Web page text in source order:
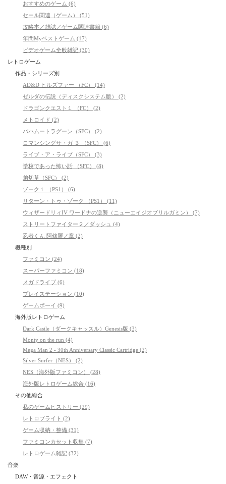
おすすめのゲーム (6)
セール関連（ゲーム） (51)
攻略本／雑誌／ゲーム関連書籍 (6)
年間Myベストゲーム (17)
ビデオゲーム全般雑記 (30)
レトロゲーム
作品・シリーズ別
AD&D ヒルズファー （FC） (14)
ゼルダの伝説（ディスクシステム版） (2)
ドラゴンクエスト１ （FC） (2)
メトロイド (2)
バハムートラグーン（SFC） (2)
ロマンシングサ・ガ ３ （SFC） (6)
ライブ・ア・ライブ（SFC） (3)
学校であった怖い話 （SFC） (8)
弟切草（SFC） (2)
ゾーク１ （PS1） (6)
リターン・トゥ・ゾーク （PS1） (11)
ウィザードリィIV ワードナの逆襲（ニューエイジオブリルガミン） (7)
ストリートファイター２／ダッシュ (4)
忍者くん 阿修羅ノ章 (2)
機種別
ファミコン (24)
スーパーファミコン (18)
メガドライブ (6)
プレイステーション (10)
ゲームボーイ (9)
海外版レトロゲーム
Dark Castle（ダークキャッスル）Genesis版 (3)
Monty on the run (4)
Mega Man 2 - 30th Anniversary Classic Cartridge (2)
Silver Surfer（NES） (2)
NES（海外版ファミコン） (28)
海外版レトロゲーム総合 (16)
その他総合
私のゲームヒストリー (29)
レトロブライト (2)
ゲーム収納・整備 (31)
ファミコンカセット収集 (7)
レトロゲーム雑記 (32)
音楽
DAW・音源・エフェクト